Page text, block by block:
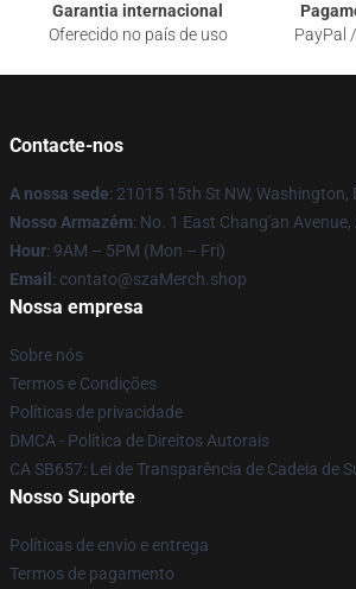
Garantia internacional
Oferecido no país de uso
PayPal
Contacte-nos
A nossa sede: 21015 15th St NW, Washington,
Nosso Armazém: No. 1 East Chang'an
Hour: 9AM – 5PM (Mon – Fri)
Email : contato@szaMerch.shop
Nossa empresa
Sobre nós
Termos e Condições
Políticas de privacidade
DMCA - Política de Direitos Autorais
CA SB657: Lei de Transparência de Cadeia de
Nosso Suporte
Políticas de envio e entrega
Termos de pagamento